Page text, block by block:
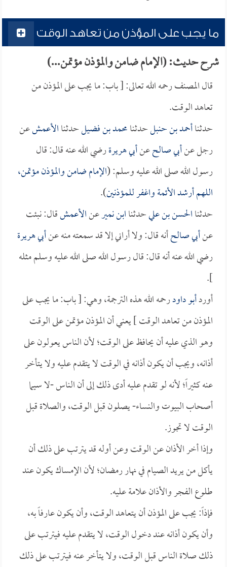
ما يجب على المؤذن من تعاهد الوقت
شرح حديث: (الإمام ضامن والمؤذن مؤتمن...)
قال المصنف رحمه الله تعالى: [ باب: ما يجب على المؤذن من
تعاهد الوقت.
حدثناأحمد بن حنبلحدثنامحمد بن فضيلحدثناالأعمشعن
رجل عنأبي صالحعنأبي هريرةرضي الله عنه قال: قال
رسول الله صلى الله عليه وسلم: (الإمام ضامن والمؤذن مؤتمن،
اللهم أرشد الأئمة واغفر للمؤذنين).
حدثناالحسن بن عليحدثناابن نميرعنالأعمشقال: نبئت
عنأبي صالحأنه قال: ولا أراني إلا قد سمعته منه عنأبي هريرة
رضي الله عنه أنه قال: قال رسول الله صلى الله عليه وسلم مثله
].
أوردأبو داودرحمه الله هذه الترجمة، وهي: [ باب: ما يجب على
المؤذن من تعاهد الوقت ] يعني أن المؤذن مؤتمن على الوقت
وهو الذي عليه أن يحافظ على الوقت؛ لأن الناس يعولون على
أذانه، ويجب أن يكون أذانه في الوقت لا يتقدم عليه ولا يتأخر
عنه كثيراً؛ لأنه لو تقدم عليه أدى ذلك إلى أن الناس -لا سيما
أصحاب البيوت والنساء- يصلون قبل الوقت، والصلاة قبل
الوقت لا تجوز.
وإذا أخر الأذان عن الوقت وعن أوله قد يترتب على ذلك أن
يأكل من يريد الصيام في نهار رمضان؛ لأن الإمساك يكون عند
طلوع الفجر والأذان علامة عليه.
فإذاً: يجب على المؤذن أن يتعاهد الوقت، وأن يكون عارفاً به،
وأن يكون أذانه عند دخول الوقت، لا يتقدم عليه فيترتب على
ذلك صلاة الناس قبل الوقت، ولا يتأخر عنه فيترتب على ذلك